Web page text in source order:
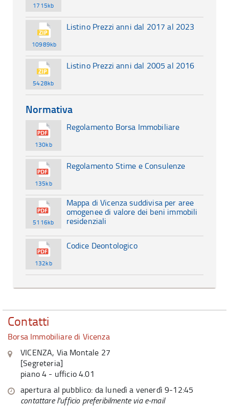
1715kb
10989kb
Listino Prezzi anni dal 2017 al 2023
5428kb
Listino Prezzi anni dal 2005 al 2016
Normativa
130kb
Regolamento Borsa Immobiliare
135kb
Regolamento Stime e Consulenze
5116kb
Mappa di Vicenza suddivisa per aree
omogenee di valore dei beni immobili
residenziali
132kb
Codice Deontologico
Contatti
Borsa Immobiliare di Vicenza
VICENZA, Via Montale 27
[Segreteria]
piano 4 - ufficio 4.01
apertura al pubblico: da lunedì a venerdì 9-12:45
contattare l'ufficio preferibilmente via e-mail